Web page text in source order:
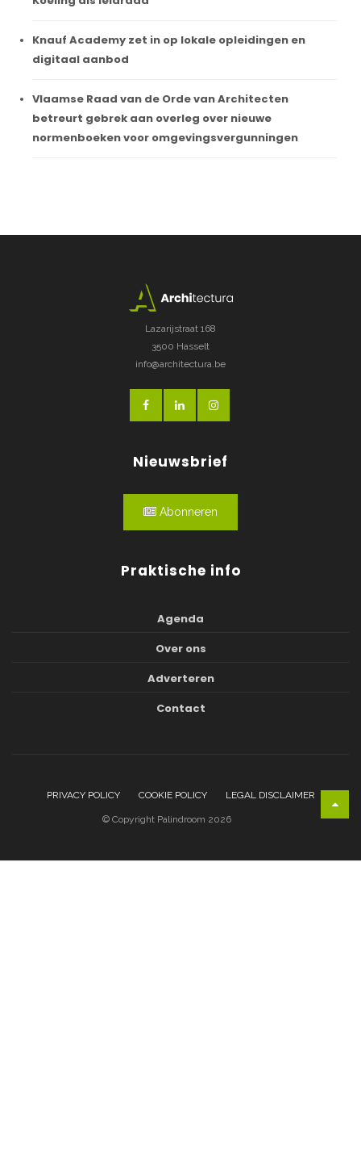
Knauf Academy zet in op lokale opleidingen en
digitaal aanbod
Vlaamse Raad van de Orde van Architecten
betreurt gebrek aan overleg over nieuwe
normenboeken voor omgevingsvergunningen
Lazarijstraat 168
3500 Hasselt
info@architectura.be
Nieuwsbrief
Abonneren
Praktische info
Agenda
Over ons
Adverteren
Contact
PRIVACY POLICY COOKIE POLICY LEGAL DISCLAIMER
© Copyright Palindroom 2026